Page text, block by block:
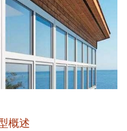
概述